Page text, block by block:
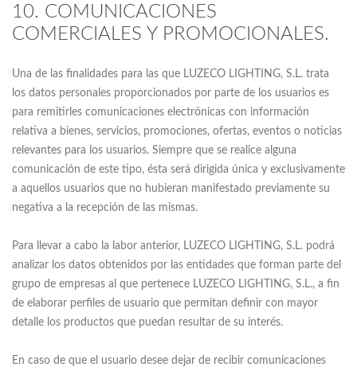
10. COMUNICACIONES
COMERCIALES Y PROMOCIONALES.
Una de las finalidades para las que LUZECO LIGHTING, S.L. trata
los datos personales proporcionados por parte de los usuarios es
para remitirles comunicaciones electrónicas con información
relativa a bienes, servicios, promociones, ofertas, eventos o noticias
relevantes para los usuarios. Siempre que se realice alguna
comunicación de este tipo, ésta será dirigida única y exclusivamente
a aquellos usuarios que no hubieran manifestado previamente su
negativa a la recepción de las mismas.
Para llevar a cabo la labor anterior, LUZECO LIGHTING, S.L. podrá
analizar los datos obtenidos por las entidades que forman parte del
grupo de empresas al que pertenece LUZECO LIGHTING, S.L., a fin
de elaborar perfiles de usuario que permitan definir con mayor
detalle los productos que puedan resultar de su interés.
En caso de que el usuario desee dejar de recibir comunicaciones